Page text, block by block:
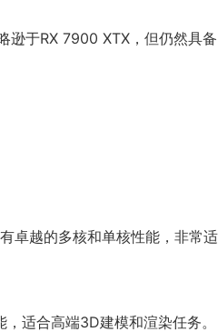
逊于RX 7900 XTX，但仍然具备
卓越的多核和单核性能，非常适
适合高端3D建模和渲染任务。